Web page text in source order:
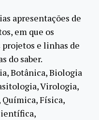
apresentações de
em que os
projetos e linhas de
do saber.
Botânica, Biologia
Virologia,
Física,